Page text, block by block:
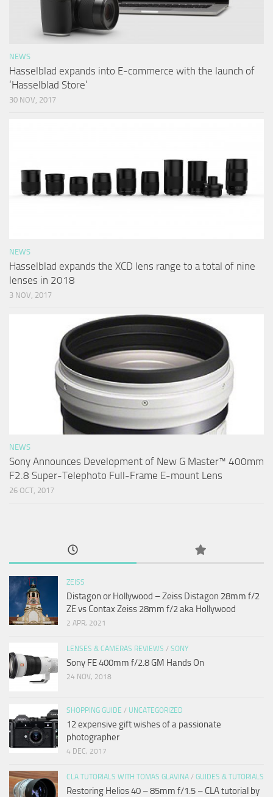
NEWS
Hasselblad expands into E-commerce with the launch of
‘Hasselblad Store’
30 NOV, 2017
NEWS
Hasselblad expands the XCD lens range to a total of nine
lenses in 2018
3 NOV, 2017
NEWS
Sony Announces Development of New G Master™ 400mm
F2.8 Super-Telephoto Full-Frame E-mount Lens
26 OCT, 2017
ZEISS
Distagon or Hollywood – Zeiss Distagon 28mm f/2
ZE vs Contax Zeiss 28mm f/2 aka Hollywood
2 APR, 2021
LENSES & CAMERAS REVIEWS / SONY
Sony FE 400mm f/2.8 GM Hands On
24 NOV, 2018
SHOPPING GUIDE / UNCATEGORIZED
12 expensive gift wishes of a passionate
photographer
4 DEC, 2017
CLA TUTORIALS WITH TOMAS GLAVINA / GUIDES & TUTORIALS
Restoring Helios 40 – 85mm f/1.5 – CLA tutorial by